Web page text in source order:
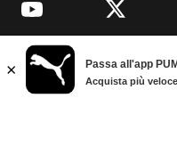
YouTube Twitter
© PUMA